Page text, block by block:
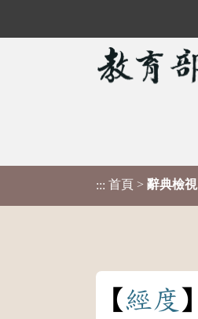
::: 首頁 > 辭典檢視
經 度